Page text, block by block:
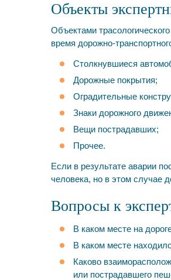
​Объекты
Объектами
время дорожно-
Столкнувшиеся
Дорожные покрытия;
Оградительные
Знаки дорожного
Вещи пострадавших;
Прочее.
Если в результате аварии
человека, но в этом случае
Вопросы к
В каком месте на
В каком месте
Каково
или пострадавшего